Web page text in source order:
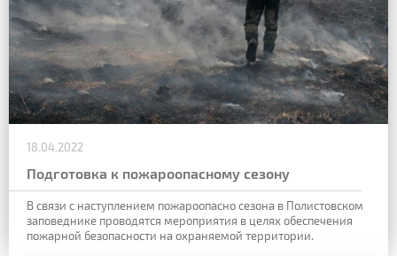
18.04.2022
Подготовка к пожароопасному сезону
В связи с наступлением пожароопасно сезона в Полистовском
заповеднике проводятся мероприятия в целях обеспечения
пожарной безопасности на охраняемой территории.